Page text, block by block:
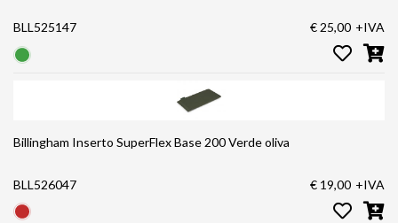
BLL525147 € 25,00 +IVA
Billingham Inserto SuperFlex Base 200 Verde oliva
BLL526047 € 19,00 +IVA